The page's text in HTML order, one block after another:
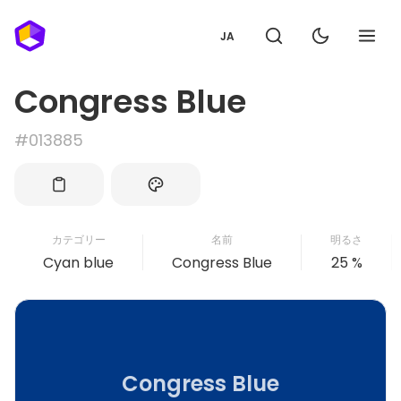
JA
Congress Blue
#013885
カテゴリー
Cyan blue
名前
Congress Blue
明るさ
25 %
Congress Blue